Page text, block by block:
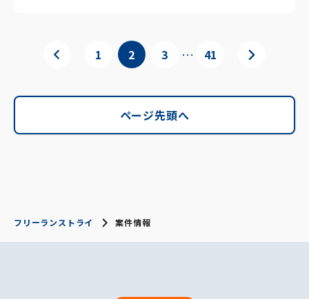
1 2 3 … 41
ページ先頭へ
フリーランストライ 案件情報